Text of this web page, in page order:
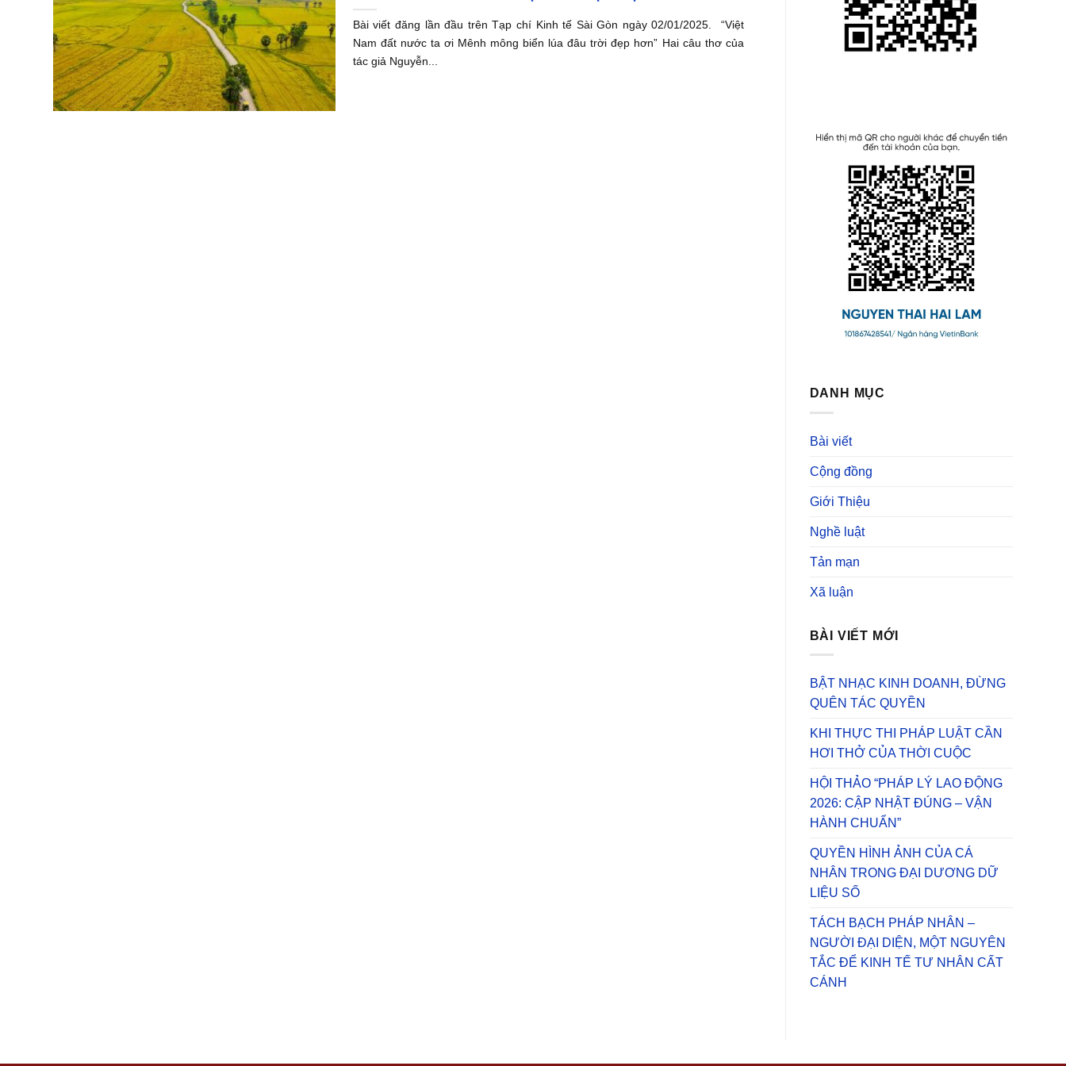
Bài viết đăng lần đầu trên Tạp chí Kinh tế Sài Gòn ngày 02/01/2025. “Việt
Nam đất nước ta ơi Mênh mông biển lúa đâu trời đẹp hơn” Hai câu thơ của
tác giả Nguyễn...
DANH MỤC
Bài viết
Cộng đồng
Giới Thiệu
Nghề luật
Tản mạn
Xã luận
BÀI VIẾT MỚI
BẬT NHẠC KINH DOANH, ĐỪNG
QUÊN TÁC QUYỀN
KHI THỰC THI PHÁP LUẬT CẦN
HƠI THỞ CỦA THỜI CUỘC
HỘI THẢO “PHÁP LÝ LAO ĐỘNG
2026: CẬP NHẬT ĐÚNG – VẬN
HÀNH CHUẨN”
QUYỀN HÌNH ẢNH CỦA CÁ
NHÂN TRONG ĐẠI DƯƠNG DỮ
LIỆU SỐ
TÁCH BẠCH PHÁP NHÂN –
NGƯỜI ĐẠI DIỆN, MỘT NGUYÊN
TẮC ĐỂ KINH TẾ TƯ NHÂN CẤT
CÁNH